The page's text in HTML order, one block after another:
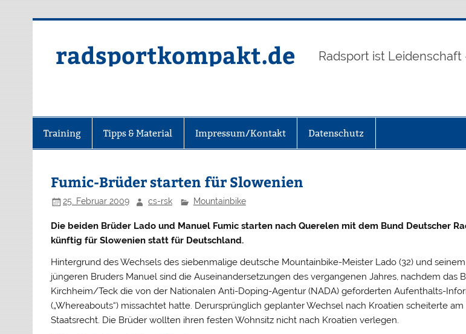
radsportkompakt.de Radsport ist
Training Tipps & Material Impressum/Kontakt Datenschutz
Fumic-Brüder starten für Slowenien
25. Februar 2009 cs-rsk Mountainbike
Die beiden Brüder Lado und Manuel Fumic starten nach Querelen mit dem Bund Deutscher
künftig für Slowenien statt für Deutschland.
Hintergrund des Wechsels des siebenmalige deutsche Mountainbike-Meister Lado (32) und
jüngeren Bruders Manuel sind die Auseinandersetzungen des vergangenen Jahres, nachdemdas
Kirchheim/Teck die von der Nationalen Anti-Doping-Agentur (NADA) geforderten Aufenthalts-
(„Whereabouts“) missachtet hatte. Derursprünglich geplanter Wechsel nach Kroatien scheiterte
Staatsrecht. Die Brüder wollten ihren festen Wohnsitz nicht nach Kroatien verlegen.